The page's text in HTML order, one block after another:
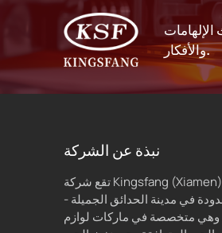
والأفكار.
نبذة عن الشركة
تقع شركة Kingsfang (Xiamen) للاستيراد
في مدينة الحدائق الجميلة -
وهي متخصصة في ماركات لوازم